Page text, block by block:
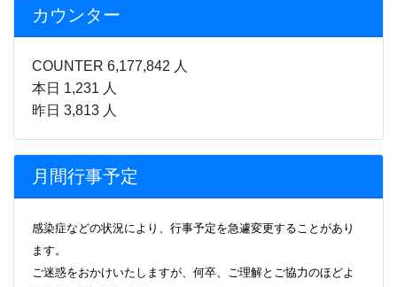
カウンター
COUNTER 6,177,842 人
本日 1,231 人
昨日 3,813 人
月間行事予定
感染症などの状況により、行事予定を急遽変更することがあり
ます。
ご迷惑をおかけいたしますが、何卒、ご理解とご協力のほどよ